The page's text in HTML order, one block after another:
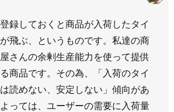
録しておくと商品が入荷したタイ
飛ぶ、というものです。私達の商
さんの余剰生産能力を使って提供
商品です。その為、「入荷のタイ
読めない、安定しない」傾向があ
っては、ユーザーの需要に入荷量